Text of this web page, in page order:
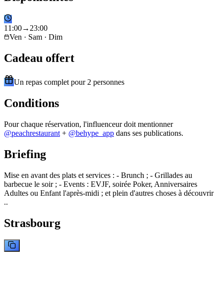
11 :00→ 23:00
Ven · Sam · Dim
Cadeau offert
Un repas complet pour 2 personnes
Conditions
Pour chaque réservation, l'influenceur doit mentionner
@peachrestaurant + @behype_app dans ses publications.
Briefing
Mise en avant des plats et services : - Brunch ; - Grillades au
barbecue le soir ; - Events : EVJF, soirée Poker, Anniversaires
Adultes ou Enfant l'après-midi ; et plein d'autres choses à découvrir
..
Strasbourg